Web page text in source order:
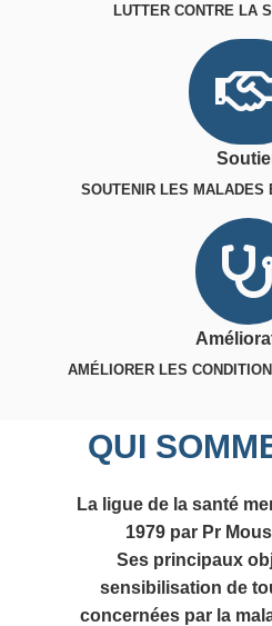
LUTTER CONTRE LA
SOUTENIR LES MALADES
AMÉLIORER LES
QUI
La ligue de la santé
1979 par Pr
Ses principaux
sensibilisation de
concernées par la